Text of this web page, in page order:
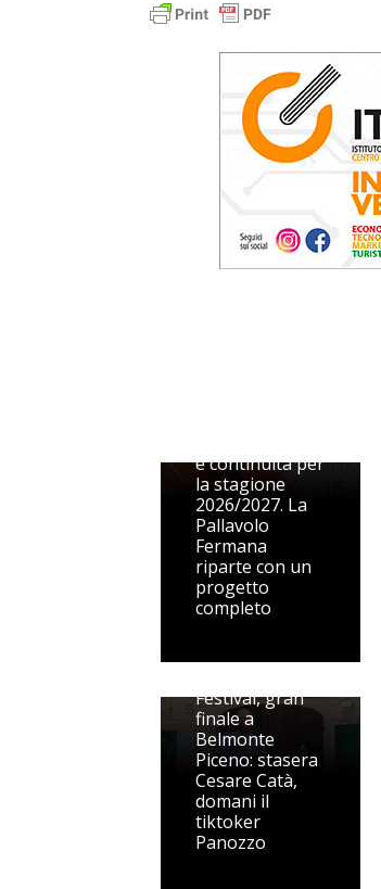
e continuità per
la stagione
2026/2027. La
Pallavolo
Fermana
riparte con un
progetto
completo
Festival, gran
finale a
Belmonte
Piceno: stasera
Cesare Catà,
domani il
tiktoker
Panozzo